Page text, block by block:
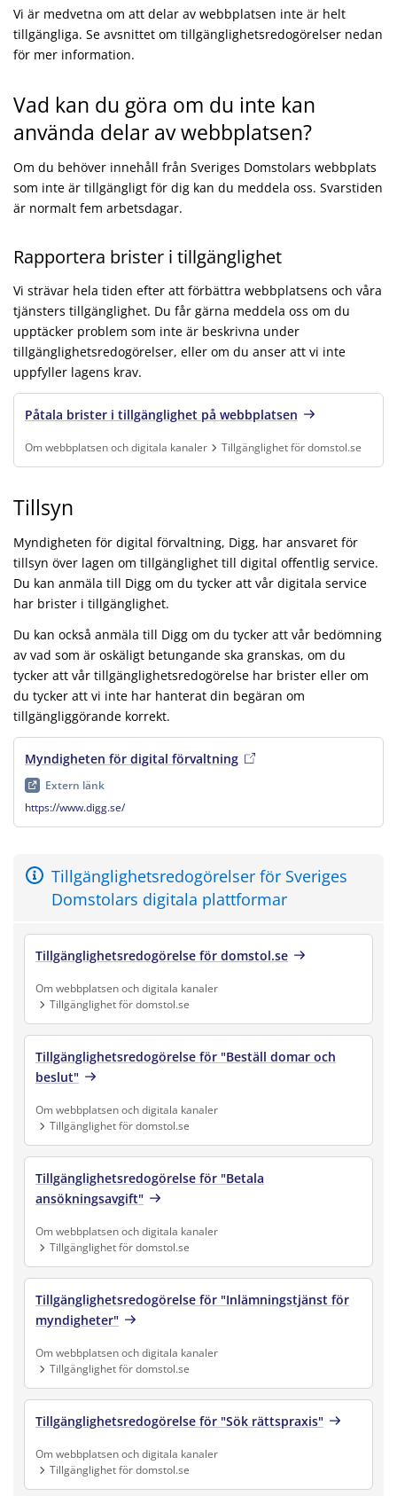
Vi är medvetna om att delar av webbplatsen inte är helt
tillgängliga. Se avsnittet om tillgänglighetsredogörelser nedan
för mer information.
Vad kan du göra om du inte kan
använda delar av webbplatsen?
Om du behöver innehåll från Sveriges Domstolars webbplats
som inte är tillgängligt för dig kan du meddela oss. Svarstiden
är normalt fem arbetsdagar.
Rapportera brister i tillgänglighet
Vi strävar hela tiden efter att förbättra webbplatsens och våra
tjänsters tillgänglighet. Du får gärna meddela oss om du
upptäcker problem som inte är beskrivna under
tillgänglighetsredogörelser, eller om du anser att vi inte
uppfyller lagens krav.
Påtala brister i tillgänglighet på webbplatsen
Om webbplatsen och digitala kanaler
Tillgänglighet för domstol.se
Finns under:Om webbplatsen och digitala kanaler, Tillgänglighet för
Tillsyn
Myndigheten för digital förvaltning, Digg, har ansvaret för
tillsyn över lagen om tillgänglighet till digital offentlig service.
Du kan anmäla till Digg om du tycker att vår digitala service
har brister i tillgänglighet.
Du kan också anmäla till Digg om du tycker att vår bedömning
av vad som är oskäligt betungande ska granskas, om du
tycker att vår tillgänglighetsredogörelse har brister eller om
du tycker att vi inte har hanterat din begäran om
tillgängliggörande korrekt.
Myndigheten för digital förvaltning , extern länk
Extern länk
https://www.digg.se/
Tillgänglighetsredogörelser för Sveriges
Domstolars digitala plattformar
Tillgänglighetsredogörelse för domstol.se
Om webbplatsen och digitala kanaler
Tillgänglighet för domstol.se
Finns under:Om webbplatsen och digitala kanaler, Tillgänglighet för
Tillgänglighetsredogörelse för "Beställ domar och
beslut"
Om webbplatsen och digitala kanaler
Tillgänglighet för domstol.se
Finns under:Om webbplatsen och digitala kanaler, Tillgänglighet för
Tillgänglighetsredogörelse för "Betala
ansökningsavgift"
Om webbplatsen och digitala kanaler
Tillgänglighet för domstol.se
Finns under:Om webbplatsen och digitala kanaler, Tillgänglighet för
Tillgänglighetsredogörelse för "Inlämningstjänst för
myndigheter"
Om webbplatsen och digitala kanaler
Tillgänglighet för domstol.se
Finns under:Om webbplatsen och digitala kanaler, Tillgänglighet för
Tillgänglighetsredogörelse för "Sök rättspraxis"
Om webbplatsen och digitala kanaler
Tillgänglighet för domstol.se
Finns under:Om webbplatsen och digitala kanaler, Tillgänglighet för